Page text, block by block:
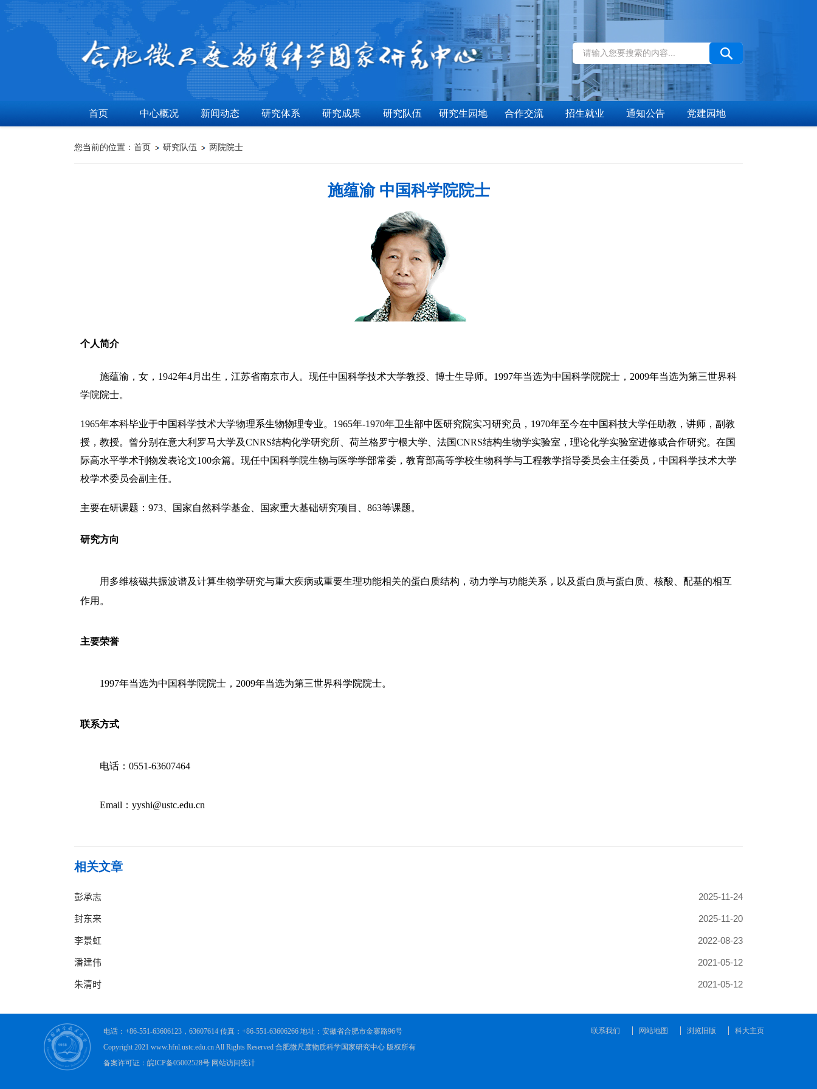
首页 中心概况 新闻动态 研究体系 研究成果 研究队伍 研究生园地 合作交流 招生就业 通知公告 党建园地
您当前的位置： 首页 研究队伍 两院院士
施蕴渝 中国科学院院士
个人简介
施蕴渝，女，1942年4月出生，江苏省南京市人。现任中国科学技术大学教授、博士生导师。1997年当选为中国科学院院士，2009年当选为第三世界科
学院院士。
1965年本科毕业于中国科学技术大学物理系生物物理专业。1965年-1970年卫生部中医研究院实习研究员，1970年至今在中国科技大学任助教，讲师，副教
授，教授。曾分别在意大利罗马大学及CNRS结构化学研究所、荷兰格罗宁根大学、法国CNRS结构生物学实验室，理论化学实验室进修或合作研究。在国
际高水平学术刊物发表论文100余篇。现任中国科学院生物与医学学部常委，教育部高等学校生物科学与工程教学指导委员会主任委员，中国科学技术大学
校学术委员会副主任。
主要在研课题：973、国家自然科学基金、国家重大基础研究项目、863等课题。
研究方向
用多维核磁共振波谱及计算生物学研究与重大疾病或重要生理功能相关的蛋白质结构，动力学与功能关系，以及蛋白质与蛋白质、核酸、配基的相互
作用。
主要荣誉
1997年当选为中国科学院院士，2009年当选为第三世界科学院院士。
联系方式
电话：0551-63607464
Email：yyshi@ustc.edu.cn
相关文章
电话：+86-551-63606123，63607614 传真：+86-551-63606266 地址：安徽省合肥市金寨路96号
Copyright 2021 www.hfnl.ustc.edu.cn All Rights Reserved 合肥微尺度物质科学国家研究中心 版权所有
备案许可证：皖ICP备05002528号 网站访问统计
联系我们 网站地图 浏览旧版 科大主页